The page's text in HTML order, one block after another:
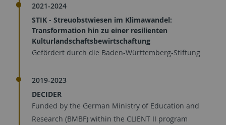
2021-2024
STIK - Streuobstwiesen im Klimawandel:
Transformation hin zu einer resilienten
Kulturlandschaftsbewirtschaftung
Gefördert durch die Baden-Württemberg-Stiftung
2019-2023
DECIDER
Funded by the German Ministry of Education and
Research (BMBF) within the CLIENT II program